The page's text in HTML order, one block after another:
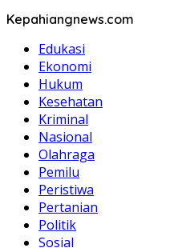
Kepahiangnews.com
Edukasi
Ekonomi
Hukum
Kesehatan
Kriminal
Nasional
Olahraga
Pemilu
Peristiwa
Pertanian
Politik
Sosial